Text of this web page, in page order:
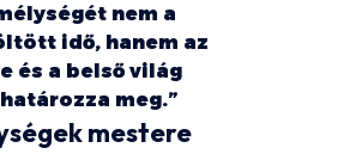
nem a
idő, hanem az
és a belső világ
meg.”
mestere